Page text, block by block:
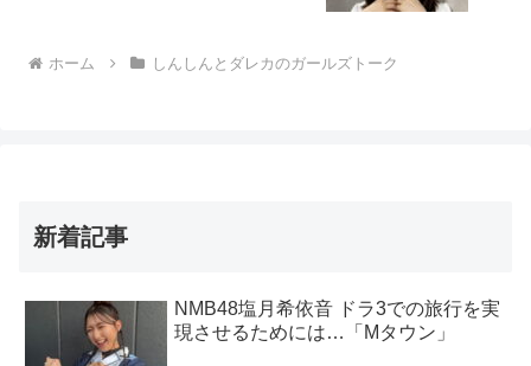
ホーム しんしんとダレカのガールズトーク
新着記事
NMB48塩月希依音 ドラ3での旅行を実
現させるためには…「Mタウン」